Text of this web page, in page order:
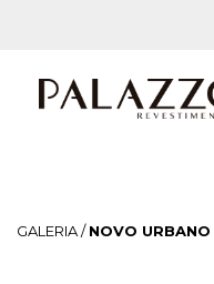
GALERIA /NOVO URBANO